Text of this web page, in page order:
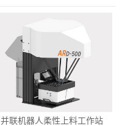
并联机器人柔性上料工作站